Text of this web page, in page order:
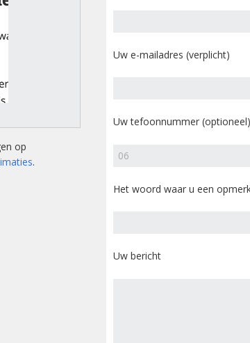
op
.
Uw e-mailadres (verplicht)
Uw tefoonnummer (optioneel)
Het woord waar u een
Uw bericht